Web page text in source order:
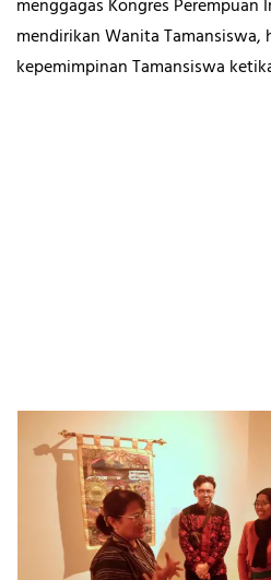
menggagas Kongres Perempuan
mendirikan Wanita Tamansiswa,
kepemimpinan Tamansiswa